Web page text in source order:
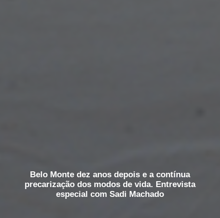
Belo Monte dez anos depois e a contínua
precarização dos modos de vida. Entrevista
especial com Sadi Machado